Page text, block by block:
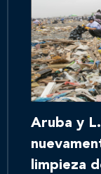
Aruba y
limpieza